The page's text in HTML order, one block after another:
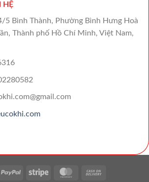
HỆ
5 Bình Thành, Phường Bình Hưng Hoà
Thành phố Hồ Chí Minh, Việt Nam,